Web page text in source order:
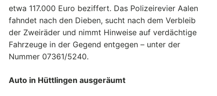
etwa 117.000 Euro beziffert. Das Polizeirevier Aalen
fahndet nach den Dieben, sucht nach dem Verbleib
der Zweiräder und nimmt Hinweise auf verdächtige
Fahrzeuge in der Gegend entgegen – unter der
Nummer 07361/5240.
Auto in Hüttlingen ausgeräumt